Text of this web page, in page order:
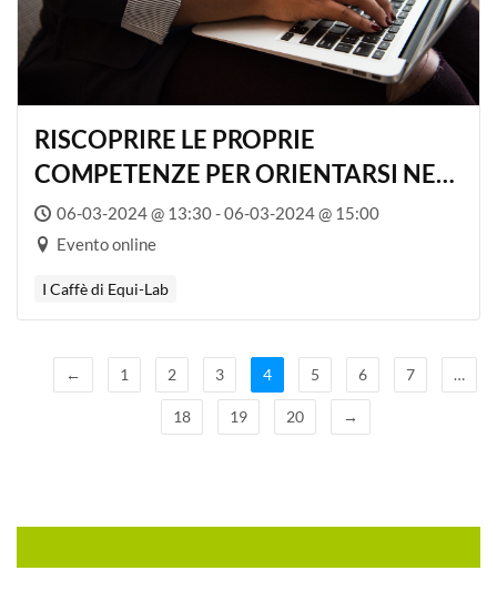
RISCOPRIRE LE PROPRIE
COMPETENZE PER ORIENTARSI NEL
MONDO DEL LAVORO
06-03-2024 @ 13:30 - 06-03-2024 @ 15:00
Evento online
I Caffè di Equi-Lab
← 1 2 3 4 5 6 7 …
18 19 20 →